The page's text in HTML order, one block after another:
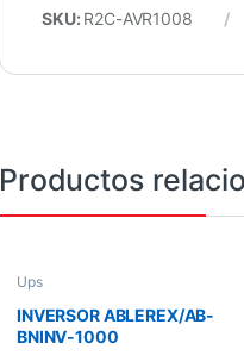
SKU: R2C-AVR1008
Productos
Ups
INVERSOR ABLEREX/AB-
BNINV-1000